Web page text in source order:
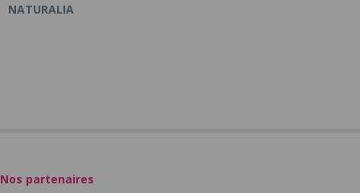
NATURALIA
Nos partenaires